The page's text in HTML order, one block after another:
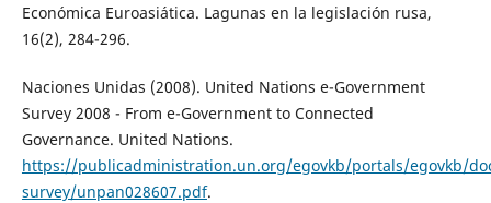
Económica Euroasiática. Lagunas en la legislación rusa,
16(2), 284-296.
Naciones Unidas (2008). United Nations e-Government
Survey 2008 - From e-Government to Connected
Governance. United Nations.
https://publicadministration.un.org/egovkb/portals/egovkb/
survey/unpan028607.pdf.